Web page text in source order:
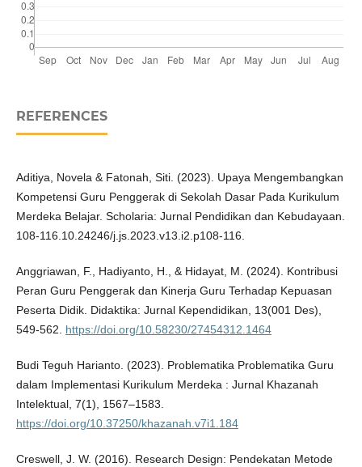
REFERENCES
Aditiya, Novela & Fatonah, Siti. (2023). Upaya Mengembangkan
Kompetensi Guru Penggerak di Sekolah Dasar Pada Kurikulum
Merdeka Belajar. Scholaria: Jurnal Pendidikan dan Kebudayaan.
108-116.10.24246/j.js.2023.v13.i2.p108-116.
Anggriawan, F., Hadiyanto, H., & Hidayat, M. (2024). Kontribusi
Peran Guru Penggerak dan Kinerja Guru Terhadap Kepuasan
Peserta Didik. Didaktika: Jurnal Kependidikan, 13(001 Des),
549-562. https://doi.org/10.58230/27454312.1464
Budi Teguh Harianto. (2023). Problematika Problematika Guru
dalam Implementasi Kurikulum Merdeka : Jurnal Khazanah
Intelektual, 7(1), 1567–1583.
https://doi.org/10.37250/khazanah.v7i1.184
Creswell, J. W. (2016). Research Design: Pendekatan Metode